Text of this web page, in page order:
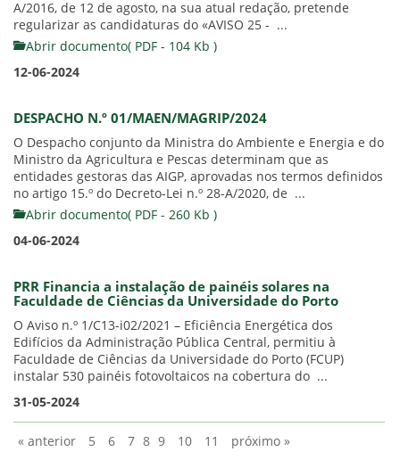
A/2016, de 12 de agosto, na sua atual redação, pretende
regularizar as candidaturas do «AVISO 25 - ...
Abrir documento( PDF - 104 Kb )
12-06-2024
DESPACHO N.º 01/MAEN/MAGRIP/2024
O Despacho conjunto da Ministra do Ambiente e Energia e do
Ministro da Agricultura e Pescas determinam que as
entidades gestoras das AIGP, aprovadas nos termos definidos
no artigo 15.º do Decreto-Lei n.º 28-A/2020, de ...
Abrir documento( PDF - 260 Kb )
04-06-2024
PRR Financia a instalação de painéis solares na
Faculdade de Ciências da Universidade do Porto
O Aviso n.º 1/C13-i02/2021 – Eficiência Energética dos
Edifícios da Administração Pública Central, permitiu à
Faculdade de Ciências da Universidade do Porto (FCUP)
instalar 530 painéis fotovoltaicos na cobertura do ...
31-05-2024
« anterior 5 6 7 8 9 10 11 próximo »